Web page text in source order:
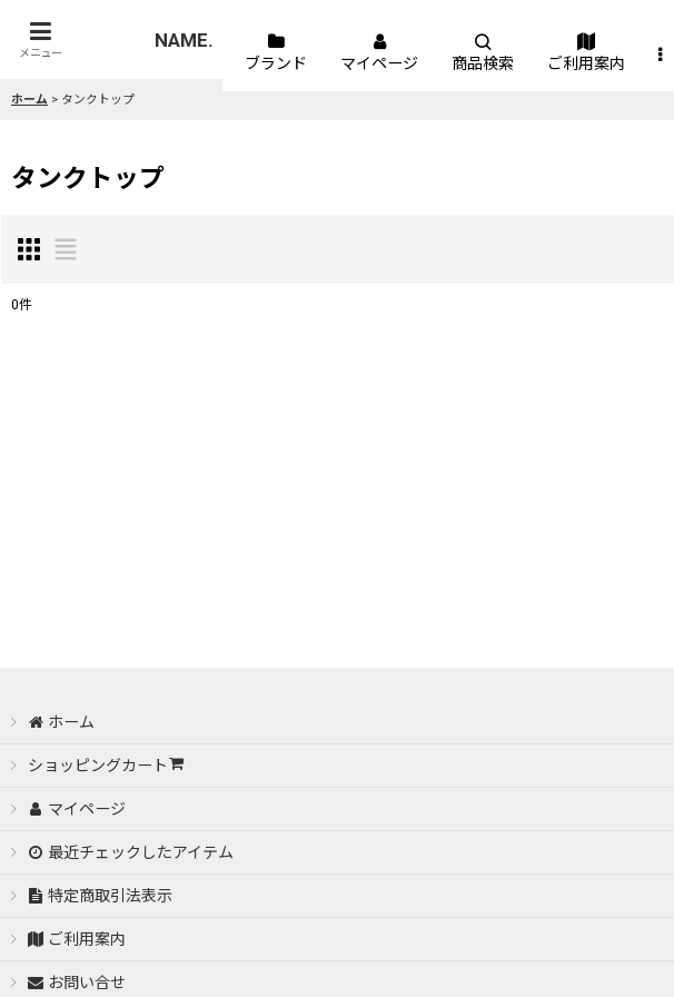
メニュー
NAME.
ブランド マイページ 商品検索 ご利用案内
ホーム > タンクトップ
タンクトップ
0件
ホーム
ショッピングカート
マイページ
最近チェックしたアイテム
特定商取引法表示
ご利用案内
お問い合せ